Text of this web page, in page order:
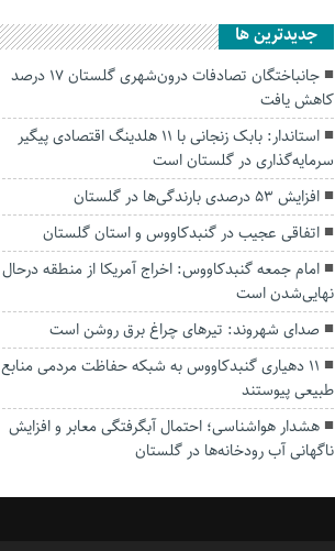
جديدترين ها
جانباختگان تصادفات درون‌شهری گلستان ۱۷ درصد
کاهش یافت
استاندار: بابک زنجانی با ۱۱ هلدینگ اقتصادی پیگیر
سرمایه‌گذاری در گلستان است
افزایش ۵۳ درصدی بارندگی‌ها در گلستان
اتفاقی عجیب در‌ گنبدکاووس و استان گلستان
امام جمعه گنبدکاووس: اخراج آمریکا از منطقه درحال
نهایی‌شدن است
صدای شهروند: تیرهای چراغ برق روشن است
۱۱ دهیاری گنبدکاووس به شبکه حفاظت مردمی منابع
طبیعی پیوستند
هشدار هواشناسی؛ احتمال آبگرفتگی معابر و افزایش
ناگهانی آب رودخانه‌ها در گلستان